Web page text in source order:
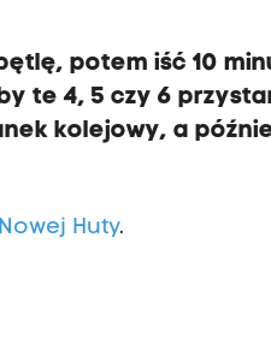
potem iść 10
te 4, 5 czy 6
kolejowy, a
Huty.